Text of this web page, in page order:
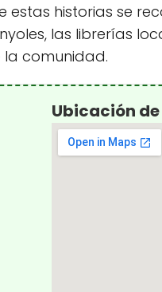
historias se
las librerías
comunidad.
Ubicación